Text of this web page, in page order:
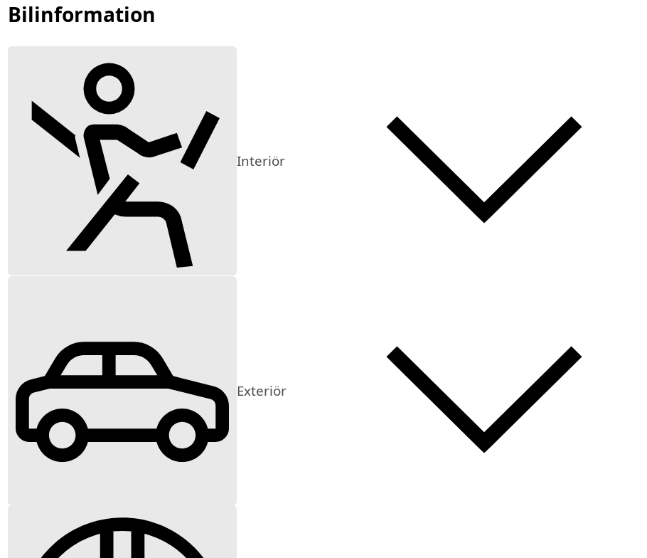
Bilinformation
Interiör
Exteriör